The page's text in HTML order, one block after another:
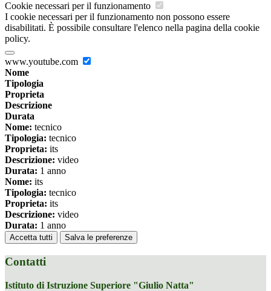
Cookie necessari per il funzionamento
I cookie necessari per il funzionamento non possono essere
disabilitati. È possibile consultare l'elenco nella pagina della cookie
policy.
www.youtube.com
Nome
Tipologia
Proprieta
Descrizione
Durata
Nome: tecnico
Tipologia: tecnico
Proprieta: its
Descrizione: video
Durata: 1 anno
Nome: its
Tipologia: tecnico
Proprieta: its
Descrizione: video
Durata: 1 anno
Accetta tutti Salva le preferenze
Contatti
Istituto di Istruzione Superiore "Giulio Natta"